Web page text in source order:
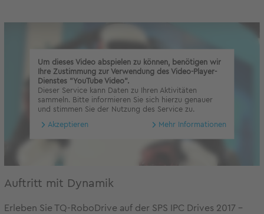
Um dieses Video abspielen zu können, benötigen wir
Ihre Zustimmung zur Verwendung des Video-Player-
Dienstes "YouTube Video".
Dieser Service kann Daten zu Ihren Aktivitäten
sammeln. Bitte informieren Sie sich hierzu genauer
und stimmen Sie der Nutzung des Service zu.
Akzeptieren Mehr Informationen
Auftritt mit Dynamik
Erleben Sie TQ-RoboDrive auf der SPS IPC Drives 2017 -